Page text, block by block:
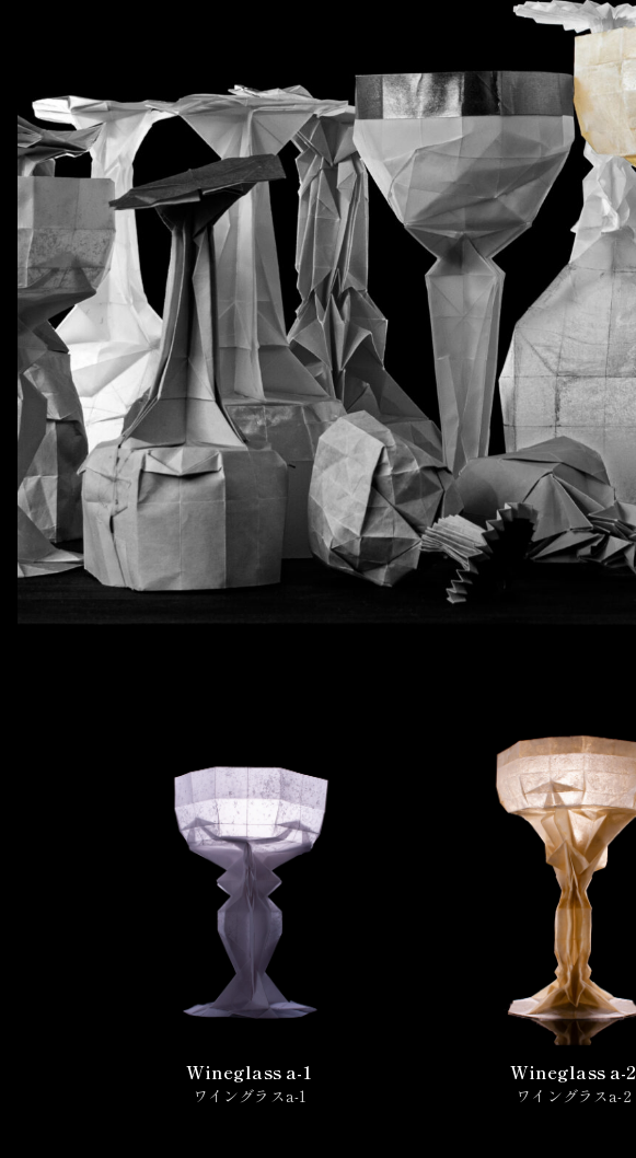
Wineglass a-1
ワイングラスa-1
Wineglass a-2
ワイングラスa-2